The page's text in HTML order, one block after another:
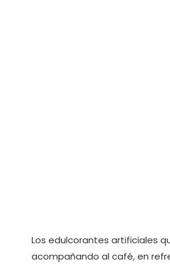
Los edulcorantes artificiales
acompañando al café, en